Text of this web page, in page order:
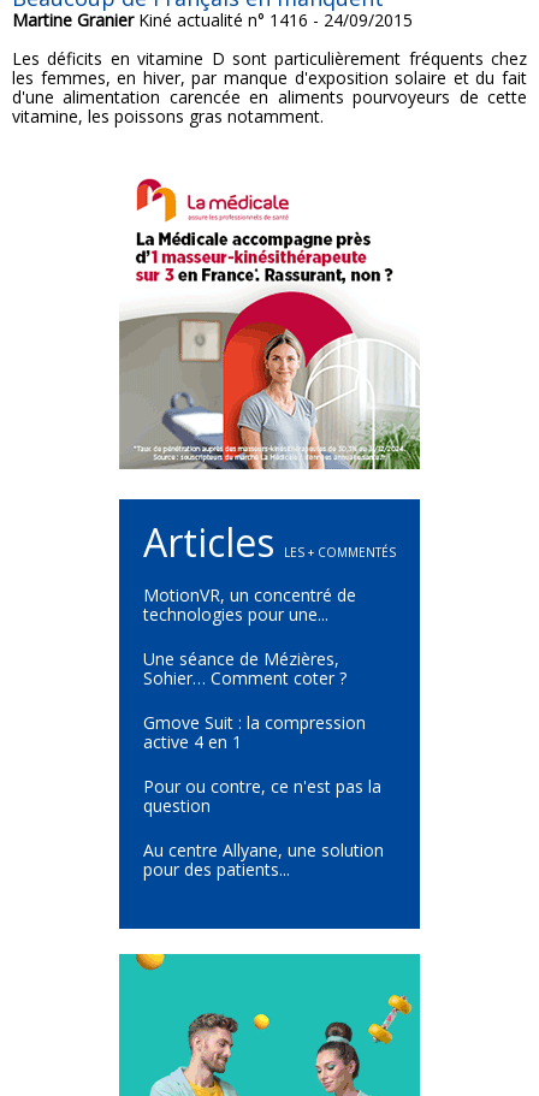
Martine GranierKiné actualité n° 1416 - 24/09/2015
Les déficits en vitamine D sont particulièrement fréquents chez
les femmes, en hiver, par manque d'exposition solaire et du fait
d'une alimentation carencée en aliments pourvoyeurs de cette
vitamine, les poissons gras notamment.
Articles LES + COMMENTÉS
MotionVR, un concentré de
technologies pour une...
Une séance de Mézières,
Sohier… Comment coter ?
Gmove Suit : la compression
active 4 en 1
Pour ou contre, ce n'est pas la
question
Au centre Allyane, une solution
pour des patients...